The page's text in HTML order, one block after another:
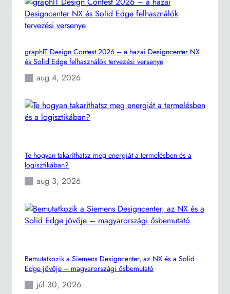
graphIT Design Contest 2026 – a hazai Designcenter NX
és Solid Edge felhasználók tervezési versenye
aug 4, 2026
Te hogyan takaríthatsz meg energiát a termelésben és a
logisztikában?
aug 3, 2026
Bemutatkozik a Siemens Designcenter, az NX és a Solid
Edge jövője – magyarországi ősbemutató
júl 30, 2026